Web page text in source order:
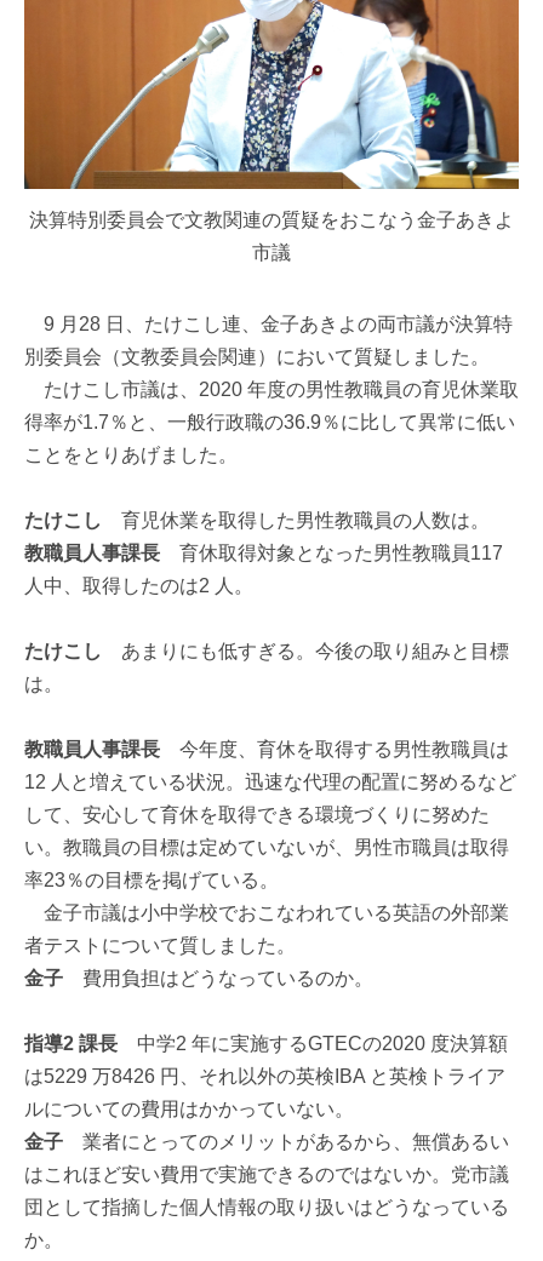
決算特別委員会で文教関連の質疑をおこなう金子あきよ
市議
9 月28 日、たけこし連、金子あきよの両市議が決算特
別委員会（文教委員会関連）において質疑しました。
たけこし市議は、2020 年度の男性教職員の育児休業取
得率が1.7％と、一般行政職の36.9％に比して異常に低い
ことをとりあげました。
たけこし
育児休業を取得した男性教職員の人数は。
教職員人事課長 育休取得対象となった男性教職員117
人中、取得したのは2 人。
たけこし
あまりにも低すぎる。今後の取り組みと目標
は。
教職員人事課長 今年度、育休を取得する男性教職員は
12 人と増えている状況。迅速な代理の配置に努めるなど
して、安心して育休を取得できる環境づくりに努めた
い。教職員の目標は定めていないが、男性市職員は取得
率23％の目標を掲げている。
金子市議は小中学校でおこなわれている英語の外部業
者テストについて質しました。
金子 費用負担はどうなっているのか。
指導2 課長 中学2 年に実施するGTECの2020 度決算額
は5229 万8426 円、それ以外の英検IBA と英検トライア
ルについての費用はかかっていない。
金子 業者にとってのメリットがあるから、無償あるい
はこれほど安い費用で実施できるのではないか。党市議
団として指摘した個人情報の取り扱いはどうなっている
か。